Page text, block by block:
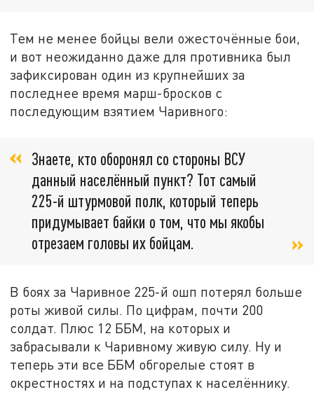
Тем не менее бойцы вели ожесточённые бои,
и вот неожиданно даже для противника был
зафиксирован один из крупнейших за
последнее время марш-бросков с
последующим взятием Чаривного:
Знаете, кто оборонял со стороны ВСУ
данный населённый пункт? Тот самый
225-й штурмовой полк, который теперь
придумывает байки о том, что мы якобы
отрезаем головы их бойцам.
В боях за Чаривное 225-й ошп потерял больше
роты живой силы. По цифрам, почти 200
солдат. Плюс 12 ББМ, на которых и
забрасывали к Чаривному живую силу. Ну и
теперь эти все ББМ обгорелые стоят в
окрестностях и на подступах к населённику.